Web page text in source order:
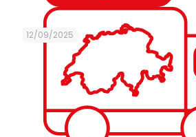
12/09/2025